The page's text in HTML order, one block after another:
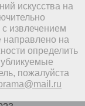
искусства на
извлечением
направлено на
определить
пожалуйста